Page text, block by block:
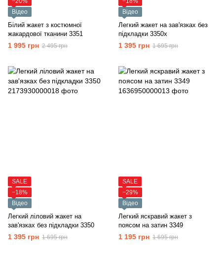
Відео
Білий жакет з костюмної
жакардової тканини 3351
1 995 грн 2 495 грн
Відео
Легкий жакет на зав'язках без
підкладки 3350х
1 395 грн 1 695 грн
SALE
−18%
Відео
Легкий ліловий жакет на
зав'язках без підкладки 3350
1 395 грн 1 695 грн
SALE
−29%
Відео
Легкий яскравий жакет з
поясом на затин 3349
1 195 грн 1 695 грн